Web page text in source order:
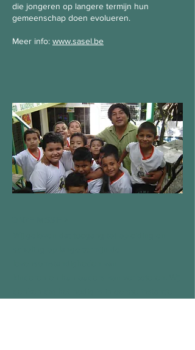
die jongeren op langere termijn hun
gemeenschap doen evolueren.
Meer info: www.sasel.be